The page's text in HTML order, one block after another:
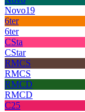
Novo19
6ter
6ter
CSta
CStar
RMCS
RMCS
RMCD
RMCD
C25